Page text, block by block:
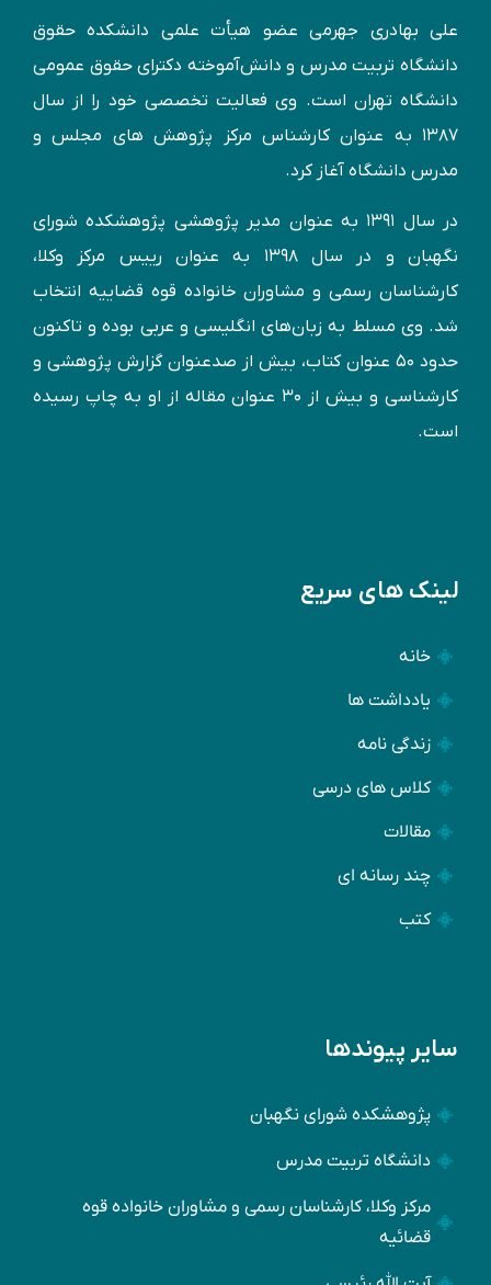
علی بهادری جهرمی عضو هیأت علمی دانشکده حقوق
دانشگاه تربیت مدرس و دانش‌آموخته دكترای حقوق عمومی
دانشگاه تهران است. وی فعالیت تخصصی خود را از سال
۱۳۸۷ به عنوان کارشناس مركز پژوهش های مجلس و
مدرس دانشگاه آغاز کرد.
در سال ۱۳۹۱ به عنوان مدير پژوهشی پژوهشكده شورای
نگهبان و در سال ۱۳۹۸ به عنوان رییس مرکز وکلا،
کارشناسان رسمی و مشاوران خانواده قوه قضاییه انتخاب
شد. وی مسلط به زبان‌های انگليسی و عربی بوده و تاكنون
حدود ۵۰ عنوان كتاب، بیش از صدعنوان گزارش پژوهشی و
کارشناسی و بيش از ۳۰ عنوان مقاله از او به چاپ رسيده
است.
لینک های سریع
خانه
یادداشت ها
زندگی نامه
کلاس های درسی
مقالات
چند رسانه ای
کتب
سایر پیوندها
پژوهشکده شورای نگهبان
دانشگاه تربیت مدرس
مرکز وکلا، کارشناسان رسمی و مشاوران خانواده قوه
قضائیه